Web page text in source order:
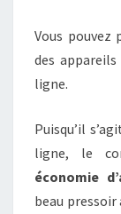
Vous
des
ligne.
Puisqu’il
ligne, le
économie
beau